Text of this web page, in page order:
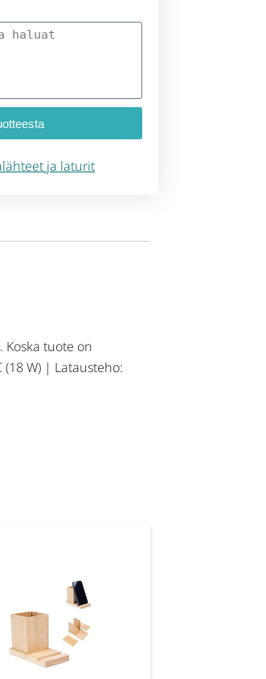
ja laturit
tuote on
W) | Latausteho: